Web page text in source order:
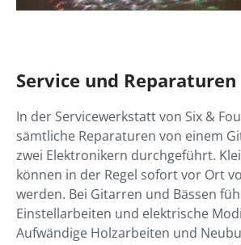
Service und Reparaturen
In der Servicewerkstatt von Six &
sämtliche Reparaturen von einem
zwei Elektronikern durchgeführt.
können in der Regel sofort vor Ort
werden. Bei Gitarren und Bässen
Einstellarbeiten und elektrische
Aufwändige Holzarbeiten und